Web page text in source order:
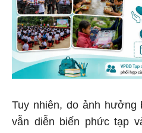
Tuy nhiên, do ảnh hưởng
vẫn diễn biến phức tạp